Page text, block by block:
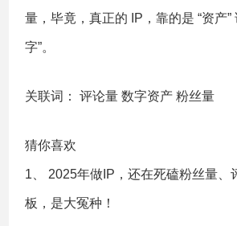
量，毕竟，真正的 IP，靠的是 “资产”
字”。
关联词： 评论量 数字资产 粉丝量
猜你喜欢
1、 2025年做IP，还在死磕粉丝量、
板，是大冤种！